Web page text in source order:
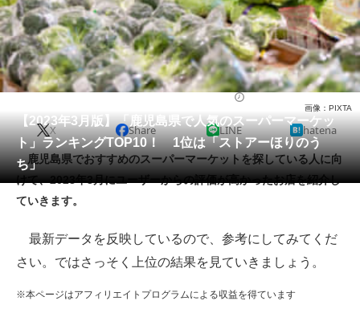
グルメ 地域
住まい 教育・育児
動物 リサーチ
会員記事
メディア
注目記事を集めた総合ページ
スマホと通信の最新トレンド
進化するPCとデバイスの未来
【2023年3月版】「鹿児島県で人気のスーパーマーケッ
ト」ランキングTOP10！ 1位は「ストアーほりのう
ち」
画像：PIXTA
X Share LINE hatena
鹿児島県でおすすめのスーパーマーケットを探している人に向
けて、2023年3月にユーザーからの評価が高かったお店を紹介し
ていきます。
最新データを反映しているので、参考にしてみてくだ
さい。ではさっそく上位の結果を見ていきましょう。
※本ページはアフィリエイトプログラムによる収益を得ています